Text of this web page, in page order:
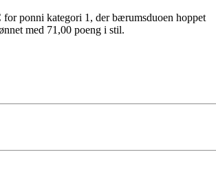
for ponni kategori 1, der bærumsduoen hoppet
med 71,00 poeng i stil.